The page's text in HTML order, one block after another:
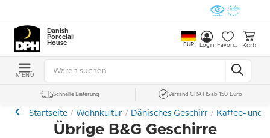
Danish
Porcelain
House
EUR Login Favoriten Korb
MENÜ
Schnelle Lieferung Versand GRATIS ab 150 Euro
Startseite Wohnkultur Dänisches Geschirr Kaffee- und
Übrige B&G Geschirre